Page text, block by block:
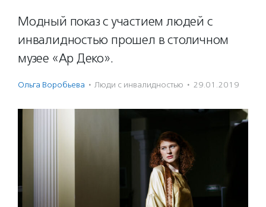
Модный показ с участием людей с
инвалидностью прошел в столичном
музее «Ар Деко».
Ольга Воробьева · Люди с инвалидностью · 29.01.2019